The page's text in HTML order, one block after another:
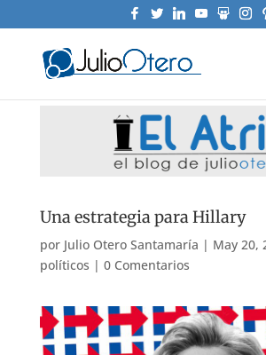
Una estrategia para Hillary
por Julio Otero Santamaría | May 20,
políticos | 0 Comentarios